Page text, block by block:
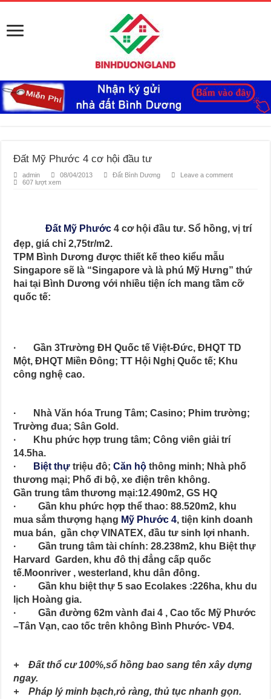
Đất Mỹ Phước 4 cơ hội đầu tư
admin 08/04/2013 Đất Bình Dương
Leave a comment
607 lượt xem
Đất Mỹ Phước 4 cơ hội đầu tư. Sổ hồng, vị trí
đẹp, giá chỉ 2,75tr/m2.
TPM Bình Dương được thiết kế theo kiểu mẫu
Singapore sẽ là “Singapore và là phú Mỹ Hưng” thứ
hai tại Bình Dương với nhiều tiện ích mang tầm cỡ
quốc tế:
· Gần 3Trường ĐH Quốc tế Việt-Đức, ĐHQT TD
Một, ĐHQT Miền Đông; TT Hội Nghị Quốc tế; Khu
công nghệ cao.
· Nhà Văn hóa Trung Tâm; Casino; Phim trường;
Trường đua; Sân Gold.
· Khu phức hợp trung tâm; Công viên giải trí
14.5ha.
·
Biệt thự triệu đô;Căn hộ thông minh; Nhà phố
thương mại; Phố đi bộ, xe điện trên không.
Gần trung tâm thương mại:12.490m2, GS HQ
· Gần khu phức hợp thể thao: 88.520m2, khu
mua sắm thượng hạng Mỹ Phước 4, tiện kinh doanh
mua bán, gần chợ VINATEX, đầu tư sinh lợi nhanh.
· Gần trung tâm tài chính: 28.238m2, khu Biệt thự
Harvard Garden, khu đô thị đẳng cấp quốc
tế.Moonriver , westerland, khu dân đông.
· Gần khu biệt thự 5 sao Ecolakes :226ha, khu du
lịch Hoàng gia.
· Gần đường 62m vành đai 4 , Cao tốc Mỹ Phước
–Tân Vạn, cao tốc trên không Bình Phước- VĐ4.
+ Đất thổ cư 100%,sổ hồng bao sang tên xây dựng
ngay.
+ Pháp lý minh bạch,rỏ ràng, thủ tục nhanh gọn.